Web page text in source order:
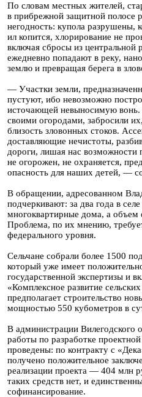
По словам местных жителей,
в прибрежной защитной полосе
негодность: купола разрушены,
ил копится, хлорирование не
включая сбросы из центральной
ежедневно попадают в реку,
землю и превращая берега в
— Участки земли,
пустуют, ибо невозможно
источающей невыносимую вонь.
своими огородами, забросили
близость зловонных стоков.
доставляющие нечистоты,
дороги, лишая нас возможности
не огорожен, не охраняется,
опасность для наших детей, —
В обращении, адресованном
подчеркивают: за два года в
многоквартирные дома, а объем
Проблема, по их мнению,
федерального уровня.
Сельчане собрали более 1500
который уже имеет
государственной экспертизы и
«Комплексное развитие
предполагает строительство
мощностью 550 кубометров в
В администрации Вилегодского
работы по разработке
проведены: по контракту с
получено положительное
реализации проекта — 404 млн
таких средств нет, и
софинансирование.